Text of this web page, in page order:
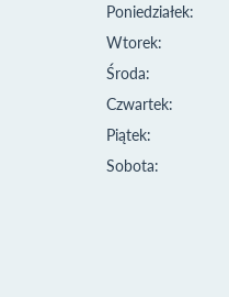
Poniedziałek:
Wtorek:
Środa:
Czwartek:
Piątek:
Sobota: